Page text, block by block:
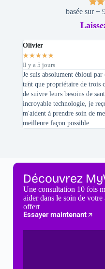
basée sur +
Olivier
★★★★★
Il y a 5 jours
Je suis absolument ébloui
tant que propriétaire de trois
de suivre leurs besoins de
incroyable technologie, je
m'aident à prendre soin de
meilleure façon possible.
Découvrez
Une consultation 10 fois
aider dans le soin de
offert
Essayer maintenant